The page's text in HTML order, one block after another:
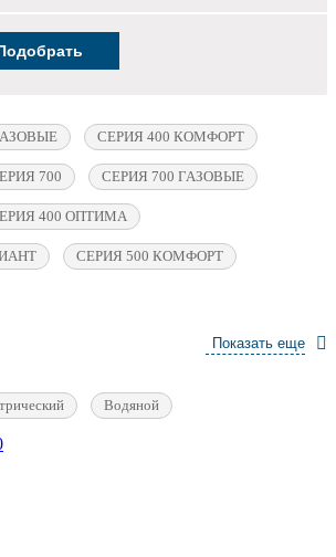
СЕРИЯ 400 КОМФОРТ
700 СЕРИЯ 700 ГАЗОВЫЕ
400 ОПТИМА
СЕРИЯ 500 КОМФОРТ
Показать еще
Водяной